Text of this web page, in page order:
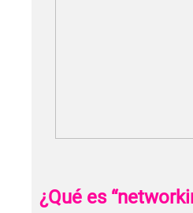
¿Qué es